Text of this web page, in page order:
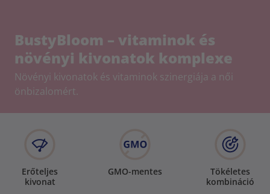
BustyBloom – vitaminok és
növényi kivonatok komplexe
Növényi kivonatok és vitaminok szinergiája a női
önbizalomért.
Erőteljes
kivonat
GMO-mentes
Tökéletes
kombináció